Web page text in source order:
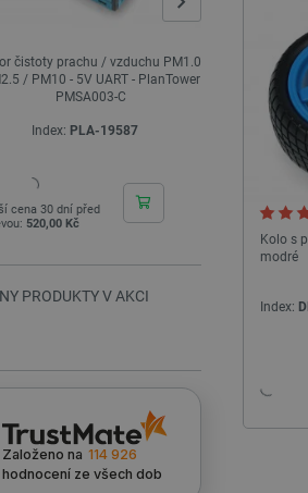
prachu / vzduchu PM1.0 /
- 5V UART - PlanTower
PMSA003-C
PLA-19587
30 dní před
Kč
M2U550
ovladač
Nejnižší
slevou:
PRODUKTY V AKCI
Založeno na 114 926
hodnocení ze všech dob
Kolo s
modré
Index:
_smvs
[abcdef0123456789]{32}
__cf_bm
__cf_bm
Zásadách ochrany